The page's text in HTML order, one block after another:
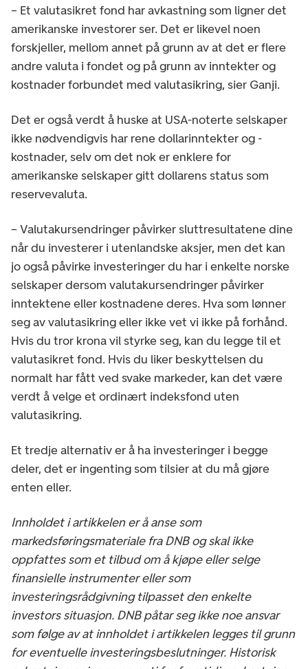
– Et valutasikret fond har avkastning som ligner det
amerikanske investorer ser. Det er likevel noen
forskjeller, mellom annet på grunn av at det er flere
andre valuta i fondet og på grunn av inntekter og
kostnader forbundet med valutasikring, sier Ganji.
Det er også verdt å huske at USA-noterte selskaper
ikke nødvendigvis har rene dollarinntekter og -
kostnader, selv om det nok er enklere for
amerikanske selskaper gitt dollarens status som
reservevaluta.
– Valutakursendringer påvirker sluttresultatene dine
når du investerer i utenlandske aksjer, men det kan
jo også påvirke investeringer du har i enkelte norske
selskaper dersom valutakursendringer påvirker
inntektene eller kostnadene deres. Hva som lønner
seg av valutasikring eller ikke vet vi ikke på forhånd.
Hvis du tror krona vil styrke seg, kan du legge til et
valutasikret fond. Hvis du liker beskyttelsen du
normalt har fått ved svake markeder, kan det være
verdt å velge et ordinært indeksfond uten
valutasikring.
Et tredje alternativ er å ha investeringer i begge
deler, det er ingenting som tilsier at du må gjøre
enten eller.
Innholdet i artikkelen er å anse som
markedsføringsmateriale fra DNB og skal ikke
oppfattes som et tilbud om å kjøpe eller selge
finansielle instrumenter eller som
investeringsrådgivning tilpasset den enkelte
investors situasjon. DNB påtar seg ikke noe ansvar
som følge av at innholdet i artikkelen legges til grunn
for eventuelle investeringsbeslutninger. Historisk